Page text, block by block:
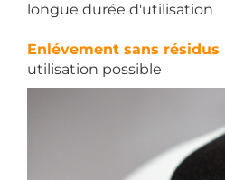
longue durée d'utilisation
Enlévement sans résidus
utilisation possible